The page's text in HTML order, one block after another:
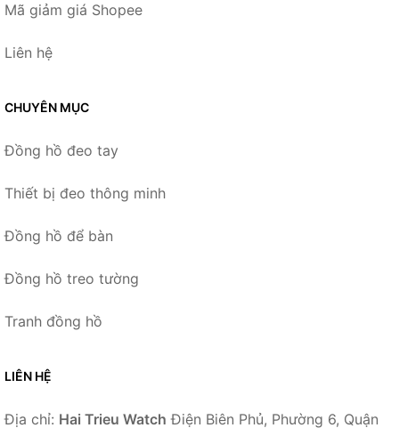
Mã giảm giá Shopee
Liên hệ
CHUYÊN MỤC
Đồng hồ đeo tay
Thiết bị đeo thông minh
Đồng hồ để bàn
Đồng hồ treo tường
Tranh đồng hồ
LIÊN HỆ
Địa chỉ: Hai Trieu Watch Điện Biên Phủ, Phường 6, Quận